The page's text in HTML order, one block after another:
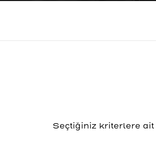
Seçtiğiniz kriterlere